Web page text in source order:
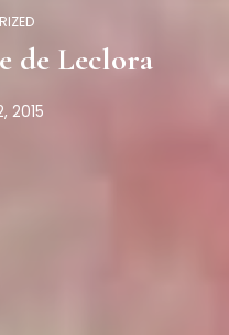
de Leclora
2015